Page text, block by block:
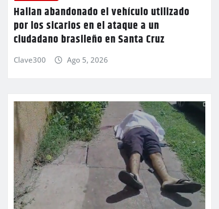
Hallan abandonado el vehículo utilizado
por los sicarios en el ataque a un
ciudadano brasileño en Santa Cruz
Clave300 Ago 5, 2026